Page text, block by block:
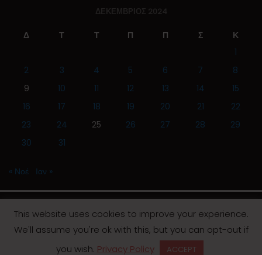
ΔΕΚΈΜΒΡΙΟΣ 2024
Δ Τ Τ Π Π Σ
Κ
1
2
3 4 5 6 7
8
9
10 11 12 13 14
15
16
17 18 19 20 21
22
23
24 25 26 27 28
29
30
31
« Νοέ Ιαν »
© 2019 | Screen Magazine - Ηλεκτρονική εφημερίδα
This website uses cookies to improve your experience.
We'll assume you're ok with this, but you can opt-out if
you wish. Privacy Policy ACCEPT